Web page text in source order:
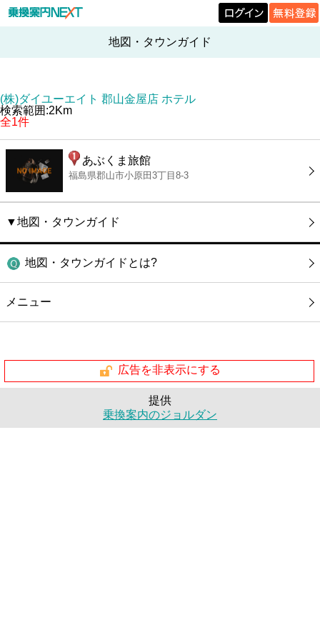
地図・タウンガイド
(株)ダイユーエイト 郡山金屋店 ホテル
検索範囲:2Km
全1件
あぶくま旅館
福島県郡山市小原田3丁目8-3
▼地図・タウンガイド
地図・タウンガイドとは?
メニュー
広告を非表示にする
提供
乗換案内のジョルダン